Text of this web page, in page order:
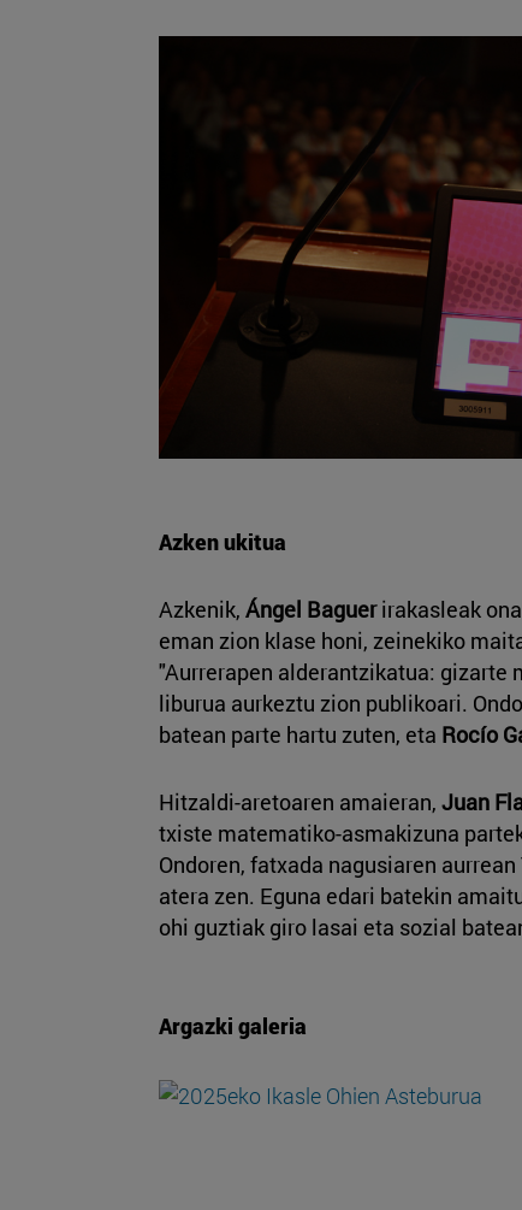
Azken ukitua
Azkenik, Ángel Baguerirakasleak
eman zion klase honi, zeinekiko
"Aurrerapen alderantzikatua: gizarte
liburua aurkeztu zion publikoari.
batean parte hartu zuten, eta Rocío
Hitzaldi-aretoaren amaieran, Juan
txiste matematiko-asmakizuna
Ondoren, fatxada nagusiaren
atera zen. Eguna edari batekin
ohi guztiak giro lasai eta sozial
Argazki galeria